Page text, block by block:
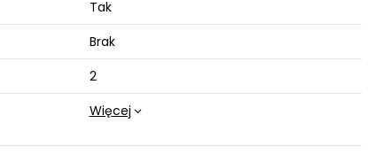
Tak
Brak
2
Więcej